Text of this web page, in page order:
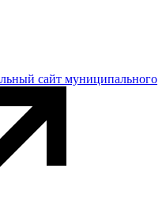
сайт муниципального